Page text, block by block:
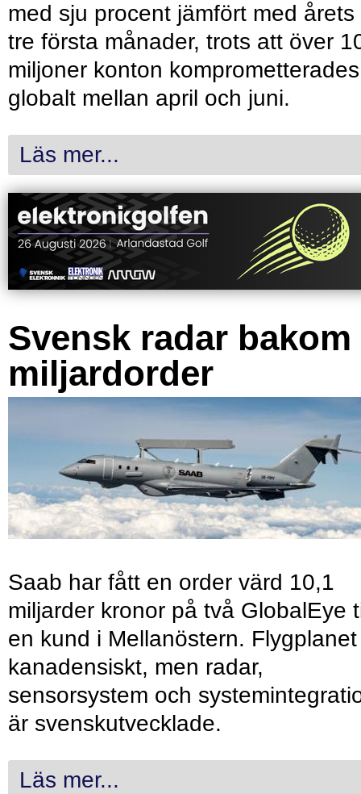
med sju procent jämfört med årets
tre första månader, trots att över
miljoner konton komprometterades
globalt mellan april och juni.
Läs mer...
Svensk radar bakom
miljardorder
Saab har fått en order värd 10,1
miljarder kronor på två GlobalEye
en kund i Mellanöstern.
kanadensiskt, men radar,
sensorsystem och
är svenskutvecklade.
Läs mer...